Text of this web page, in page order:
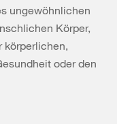
ungewöhnlichen
Körper,
körperlichen,
oder den